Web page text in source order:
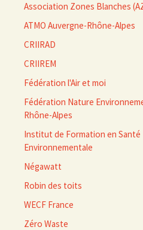
Association Zones Blanches
ATMO Auvergne-Rhône-Alpes
CRIIRAD
CRIIREM
Fédération l'Air et moi
Fédération Nature
Rhône-Alpes
Institut de Formation en Santé
Environnementale
Négawatt
Robin des toits
WECF France
Zéro Waste